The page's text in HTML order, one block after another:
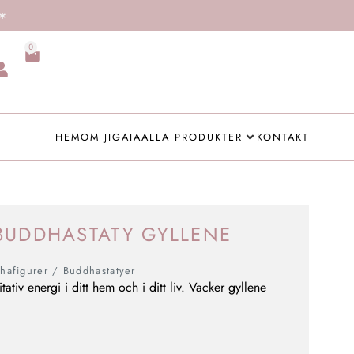
0
HEMOM JIGAIAALLA PRODUKTER KONTAKT
GYLLENE
/ Buddhastatyer
energi i ditt hem och i ditt liv. Vacker gyllene